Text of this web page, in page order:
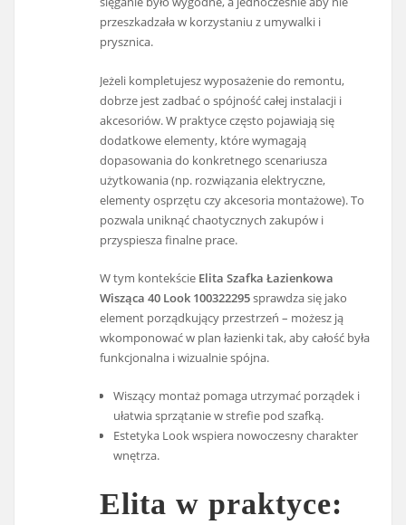
przeszkadzała w korzystaniu z umywalki i
prysznica.
Jeżeli kompletujesz wyposażenie do remontu,
dobrze jest zadbać o spójność całej instalacji i
akcesoriów. W praktyce często pojawiają się
dodatkowe elementy, które wymagają
dopasowania do konkretnego scenariusza
użytkowania (np. rozwiązania elektryczne,
elementy osprzętu czy akcesoria montażowe). To
pozwala uniknąć chaotycznych zakupów i
przyspiesza finalne prace.
W tym kontekście Elita Szafka Łazienkowa
Wisząca 40 Look 100322295sprawdza się jako
element porządkujący przestrzeń – możesz ją
wkomponować w plan łazienki tak, aby całość była
funkcjonalna i wizualnie spójna.
Wiszący montaż pomaga utrzymać porządek i
ułatwia sprzątanie w strefie pod szafką.
Estetyka Look wspiera nowoczesny charakter
wnętrza.
Elita w praktyce: